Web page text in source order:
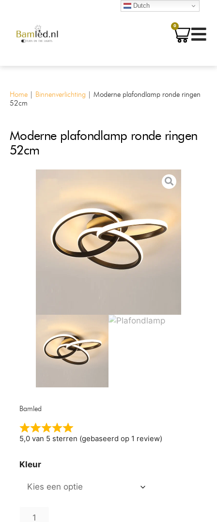
0
Home | Binnenverlichting | Moderne plafondlamp ronde ringen
52cm
Moderne plafondlamp ronde ringen
52cm
Bamled
5,0 van 5 sterren (gebaseerd op 1 review)
Kleur
Dutch